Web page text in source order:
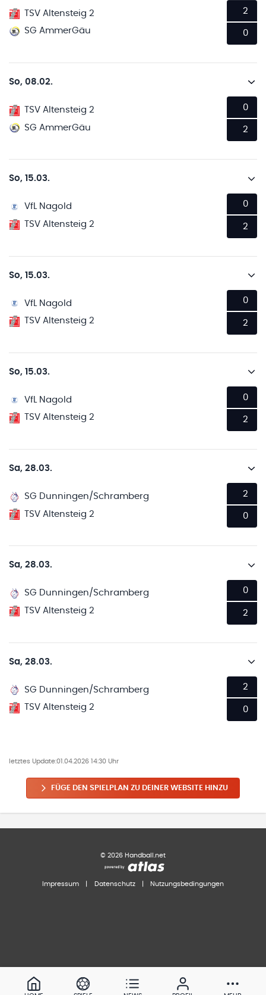
TSV Altensteig 2
SG AmmerGäu
2
0
So, 08.02.
TSV Altensteig 2
SG AmmerGäu
0
2
So, 15.03.
VfL Nagold
TSV Altensteig 2
0
2
So, 15.03.
VfL Nagold
TSV Altensteig 2
0
2
So, 15.03.
VfL Nagold
TSV Altensteig 2
0
2
Sa, 28.03.
SG Dunningen/Schramberg
TSV Altensteig 2
2
0
Sa, 28.03.
SG Dunningen/Schramberg
TSV Altensteig 2
0
2
Sa, 28.03.
SG Dunningen/Schramberg
TSV Altensteig 2
2
0
letztes Update:01.04.2026 14:30 Uhr
FÜGE DEN SPIELPLAN ZU DEINER WEBSITE HINZU
© 2026 Handball.net
Impressum Datenschutz Nutzungsbedingungen